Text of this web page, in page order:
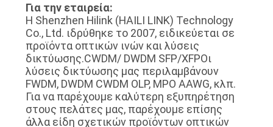
Για την εταιρεία:
Η Shenzhen Hilink (HAILI LINK) Technology
Co., Ltd. ιδρύθηκε το 2007, ειδικεύεται σε
προϊόντα οπτικών ινών και λύσεις
δικτύωσης.CWDM/ DWDM SFP/XFPΟι
λύσεις δικτύωσης μας περιλαμβάνουν
FWDM, DWDM CWDM OLP, MPO AAWG, κλπ.
Για να παρέχουμε καλύτερη εξυπηρέτηση
στους πελάτες μας, παρέχουμε επίσης
άλλα είδη σχετικών προϊόντων οπτικών